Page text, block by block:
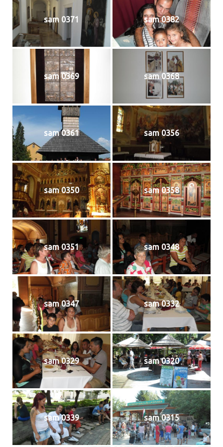
sam 0371 sam 0382
sam 0369 sam 0368
sam 0361 sam 0356
sam 0350 sam 0358
sam 0351 sam 0348
sam 0347 sam 0332
sam 0329 sam 0320
sam 0339 sam 0315